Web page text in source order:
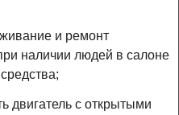
и ремонт
наличии людей в салоне
двигатель с открытыми